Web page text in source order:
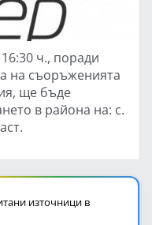
ч., поради
на съоръженията
ще бъде
в района на: с.
източници в